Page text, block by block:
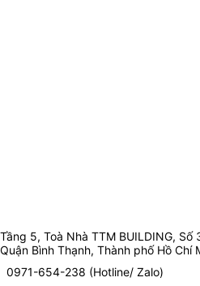
Tầng 5, Toà Nhà TTM BUILDING,
Quận Bình Thạnh, Thành phố Hồ Chí
0971-654-238 (Hotline/ Zalo)